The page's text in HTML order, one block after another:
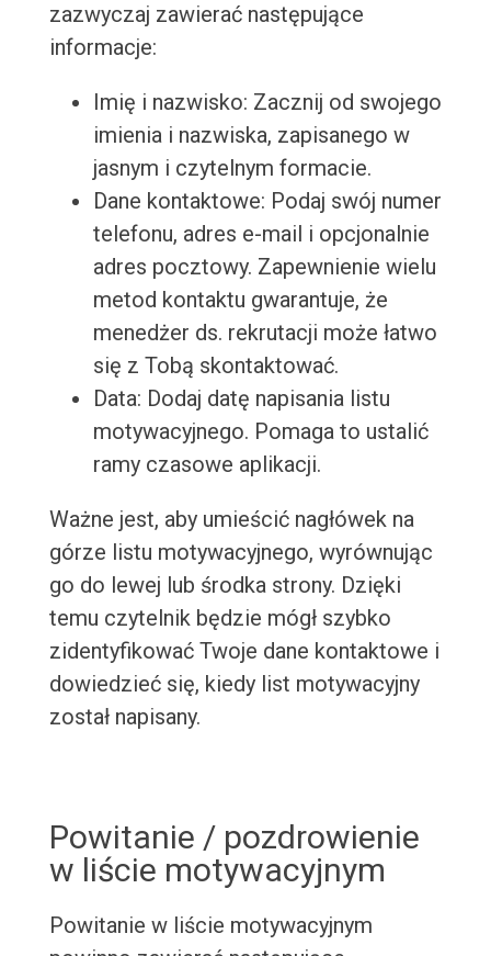
zazwyczaj zawierać następujące
informacje:
Imię i nazwisko: Zacznij od swojego
imienia i nazwiska, zapisanego w
jasnym i czytelnym formacie.
Dane kontaktowe: Podaj swój numer
telefonu, adres e-mail i opcjonalnie
adres pocztowy. Zapewnienie wielu
metod kontaktu gwarantuje, że
menedżer ds. rekrutacji może łatwo
się z Tobą skontaktować.
Data: Dodaj datę napisania listu
motywacyjnego. Pomaga to ustalić
ramy czasowe aplikacji.
Ważne jest, aby umieścić nagłówek na
górze listu motywacyjnego, wyrównując
go do lewej lub środka strony. Dzięki
temu czytelnik będzie mógł szybko
zidentyfikować Twoje dane kontaktowe i
dowiedzieć się, kiedy list motywacyjny
został napisany.
Powitanie / pozdrowienie
w liście motywacyjnym
Powitanie w liście motywacyjnym